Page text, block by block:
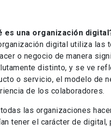
es una organización
digital utiliza las
o negocio de manera
distinto, y se ve
o servicio, el modelo de
de los colaboradores.
las organizaciones
tener el carácter de